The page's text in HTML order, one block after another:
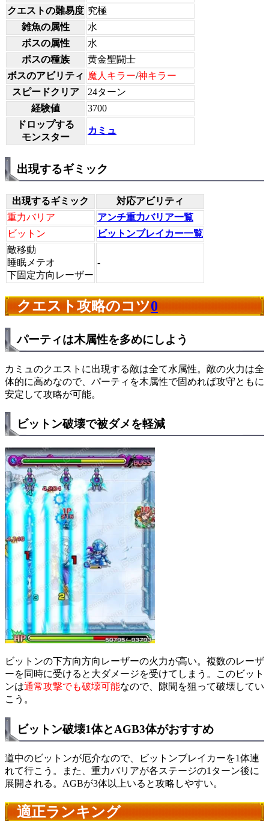
クエストの難易度 究極
雑魚の属性
水
ボスの属性
水
ボスの種族
黄金聖闘士
ボスのアビリティ 魔人キラー/神キラー
スピードクリア
24ターン
経験値
3700
ドロップする
モンスター
カミュ
出現するギミック
出現するギミック
対応アビリティ
重力バリア
アンチ重力バリア一覧
ビットン
ビットンブレイカー一覧
敵移動
睡眠メテオ
下固定方向レーザー
-
クエスト攻略のコツ0
パーティは木属性を多めにしよう
カミュのクエストに出現する敵は全て水属性。敵の火力は全
体的に高めなので、パーティを木属性で固めれば攻守ともに
安定して攻略が可能。
ビットン破壊で被ダメを軽減
ビットンの下方向方向レーザーの火力が高い。複数のレーザ
ーを同時に受けると大ダメージを受けてしまう。このビット
ンは通常攻撃でも破壊可能なので、隙間を狙って破壊してい
こう。
ビットン破壊1体とAGB3体がおすすめ
道中のビットンが厄介なので、ビットンブレイカーを1体連
れて行こう。また、重力バリアが各ステージの1ターン後に
展開される。AGBが3体以上いると攻略しやすい。
適正ランキング